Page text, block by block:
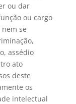
ou dar
ou cargo
se
assédio
ato
deste
os
intelectual